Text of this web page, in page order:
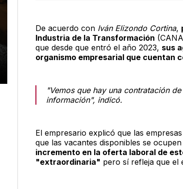
De acuerdo con Iván Elizondo Cortina,
Industria de la Transformación
que desde que entró el año 2023, sus
organismo empresarial que cuentan
"Vemos que hay una contratación
información", indicó.
El empresario explicó que las
que las vacantes disponibles se
incremento en la oferta laboral de
"extraordinaria" pero sí refleja que el